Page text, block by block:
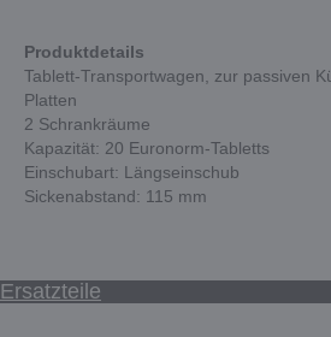
Produktdetails
Tablett-Transportwagen, zur passiven
Platten
2 Schrankräume
Kapazität: 20 Euronorm-Tabletts
Einschubart: Längseinschub
Sickenabstand: 115 mm
Ersatzteile